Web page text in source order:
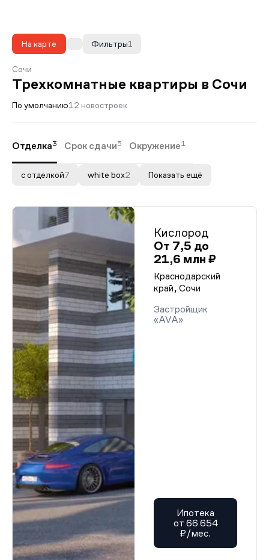
На карте 1
Фильтры
Сочи
Трехкомнатные квартиры в Сочи
По умолчанию12 новостроек
Отделка3 Срок сдачи5 Окружение1
с отделкой7 white box2 Показать ещё
Кислород
От 7,5 до
21,6 млн ₽
Краснодарский
край, Сочи
Застройщик
«AVA»
Ипотека
от 66 654
₽/мес.